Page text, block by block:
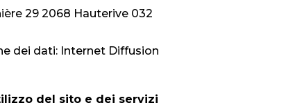
29 2068 Hauterive 032
dei dati: Internet Diffusion
del sito e dei servizi